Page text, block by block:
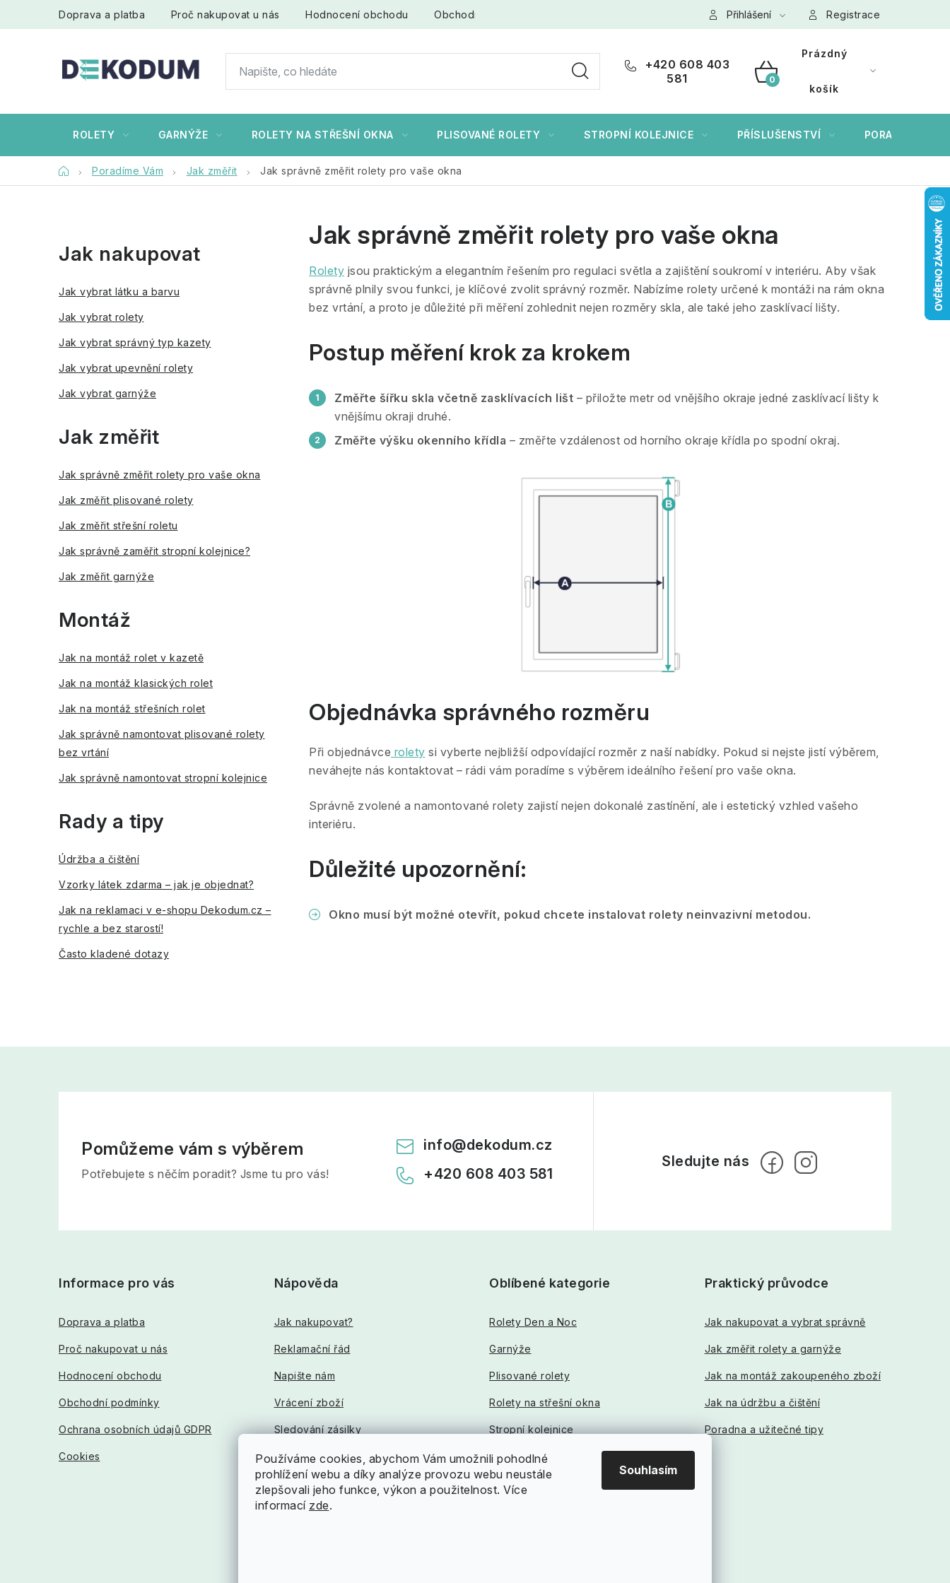
Používáme cookies, abychom Vám umožnili pohodlné
prohlížení webu a díky analýze provozu webu neustále
zlepšovali jeho funkce, výkon a použitelnost. Více
informací zde.
Souhlasím
Doprava a platba Proč nakupovat u nás Hodnocení obchodu Obchodní podmínky Ochrana osobních údajů GDPR Cookies
Přihlášení Registrace
+420 608 403
581
NÁKUPNÍ
Prázdný
košík
ROLETY GARNÝŽE ROLETY NA STŘEŠNÍ OKNA PLISOVANÉ ROLETY STROPNÍ KOLEJNICE PŘÍSLUŠENSTVÍ PORADÍME VÁM
DomůPoradíme Vám Jak změřit Jak správně změřit rolety pro vaše okna
o
s
t
r
a
n
í
p
a
n
e
l
Jak nakupovat
Jak vybrat látku a barvu
Jak vybrat rolety
Jak vybrat správný typ kazety
Jak vybrat upevnění rolety
Jak vybrat garnýže
Jak změřit
Jak správně změřit rolety pro vaše okna
Jak změřit plisované rolety
Jak změřit střešní roletu
Jak správně zaměřit stropní kolejnice?
Jak změřit garnýže
Montáž
Jak na montáž rolet v kazetě
Jak na montáž klasických rolet
Jak na montáž střešních rolet
Jak správně namontovat plisované rolety
bez vrtání
Jak správně namontovat stropní kolejnice
Rady a tipy
Údržba a čištění
Vzorky látek zdarma – jak je objednat?
Jak na reklamaci v e-shopu Dekodum.cz –
rychle a bez starostí!
Často kladené dotazy
Jak správně změřit rolety pro vaše okna
Rolety jsou praktickým a elegantním řešením pro regulaci světla a zajištění soukromí v interiéru. Aby však
správně plnily svou funkci, je klíčové zvolit správný rozměr. Nabízíme rolety určené k montáži na rám okna
bez vrtání, a proto je důležité při měření zohlednit nejen rozměry skla, ale také jeho zasklívací lišty.
Postup měření krok za krokem
Změřte šířku skla včetně zasklívacích lišt – přiložte metr od vnějšího okraje jedné zasklívací lišty k
vnějšímu okraji druhé.
Změřte výšku okenního křídla – změřte vzdálenost od horního okraje křídla po spodní okraj.
Objednávka správného rozměru
Při objednávce rolety si vyberte nejbližší odpovídající rozměr z naší nabídky. Pokud si nejste jistí výběrem,
neváhejte nás kontaktovat – rádi vám poradíme s výběrem ideálního řešení pro vaše okna.
Správně zvolené a namontované rolety zajistí nejen dokonalé zastínění, ale i estetický vzhled vašeho
interiéru.
Důležité upozornění:
Okno musí být možné otevřít, pokud chcete instalovat rolety neinvazivní metodou.
Pomůžeme vám s výběrem
Potřebujete s něčím poradit? Jsme tu pro vás!
info@dekodum.cz
+420 608 403 581
Informace pro vás
Doprava a platba
Proč nakupovat u nás
Hodnocení obchodu
Obchodní podmínky
Ochrana osobních údajů GDPR
Cookies
Nápověda
Jak nakupovat?
Reklamační řád
Napište nám
Vrácení zboží
Sledování zásilky
Oblíbené kategorie
Rolety Den a Noc
Garnýže
Plisované rolety
Rolety na střešní okna
Stropní kolejnice
Praktický průvodce
Jak nakupovat a vybrat správně
Jak změřit rolety a garnýže
Jak na montáž zakoupeného zboží
Jak na údržbu a čištění
Poradna a užitečné tipy